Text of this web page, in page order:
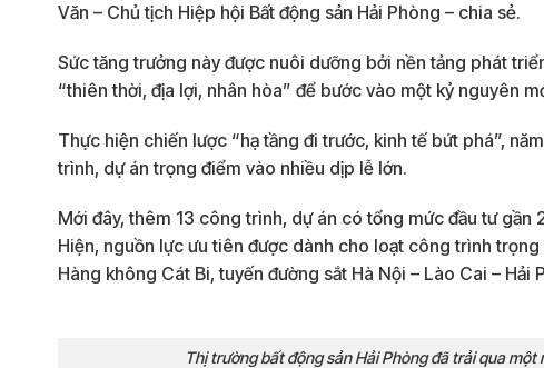
Văn – Chủ tịch Hiệp hội Bất động sản Hải Phòng – chia sẻ.
Sức tăng trưởng này được nuôi dưỡng bởi nền tảng phát
“thiên thời, địa lợi, nhân hòa” để bước vào một kỷ nguyên
Thực hiện chiến lược “hạ tầng đi trước, kinh tế bứt phá”,
trình, dự án trọng điểm vào nhiều dịp lễ lớn.
Mới đây, thêm 13 công trình, dự án có tổng mức đầu tư
Hiện, nguồn lực ưu tiên được dành cho loạt công trình
Hàng không Cát Bi, tuyến đường sắt Hà Nội – Lào Cai – Hải
Thị trường bất động sản Hải Phòng đã trải qua